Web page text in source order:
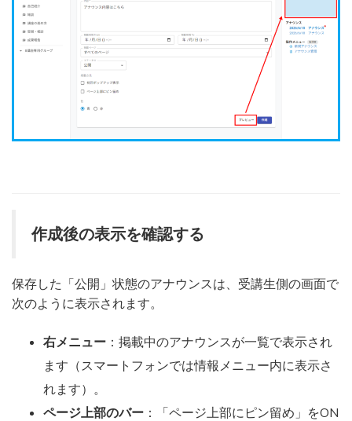
作成後の表示を確認する
保存した「公開」状態のアナウンスは、受講生側の画面で
次のように表示されます。
右メニュー ：掲載中のアナウンスが一覧で表示され
ます（スマートフォンでは情報メニュー内に表示さ
れます）。
ページ上部のバー ：「ページ上部にピン留め」をON